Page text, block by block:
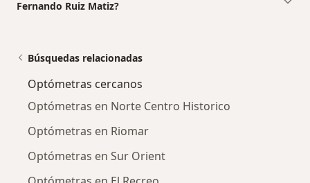
Fernando Ruiz Matiz?
Búsquedas relacionadas
Optómetras cercanos
Optómetras en Norte Centro Historico
Optómetras en Riomar
Optómetras en Sur Orient